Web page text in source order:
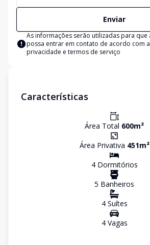
Enviar
As informações serão utilizadas para que
possa entrar em contato de acordo com a
privacidade e termos de serviço
Características
Área Total 600m²
Área Privativa 451m²
4Dormitórios
5 Banheiros
4Suítes
4Vagas